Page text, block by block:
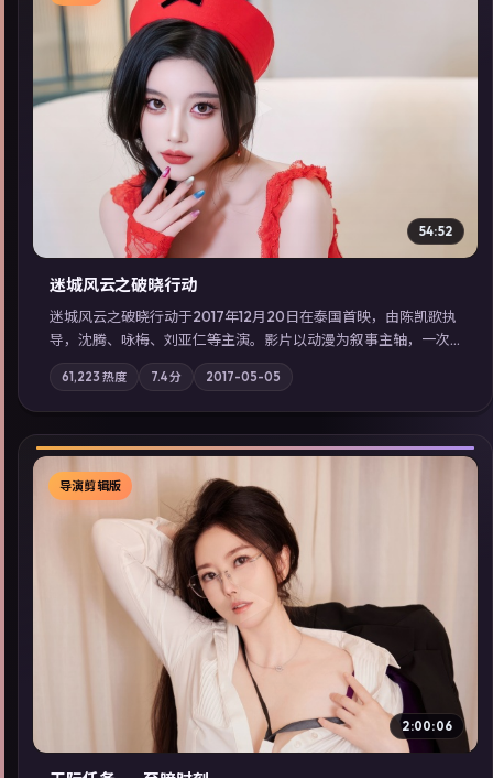
▶
54:52
迷城风云之破晓行动
迷城风云之破晓行动于2017年12月20日在泰国首映，由陈凯歌执
导，沈腾、咏梅、刘亚仁等主演。影片以动漫为叙事主轴，一次
普通通勤演变成全城关注的生死营救；摄影与配乐强化地域气
质；站内亦可通过「国产免费观看高清电视剧在线看」延展检索
同类型高分佳作，畅享高清在线追剧体验。
61,223 热度 7.4分 2017-05-05
▶
导演剪辑版
2:00:06